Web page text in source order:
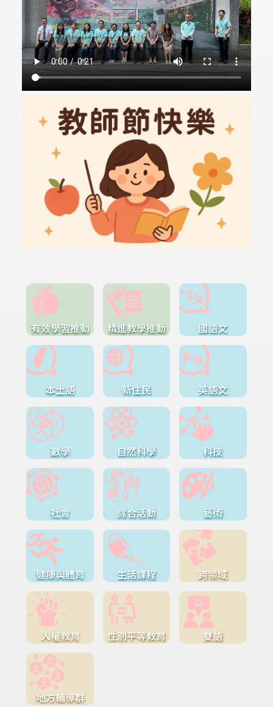
有效學習推動 精進教學推動 國語文
本土語 新住民 英語文
數學 自然科學 科技
社會 綜合活動 藝術
健康與體育 生活課程 跨領域
人權教育 性別平等教育 雙語
地方輔導群